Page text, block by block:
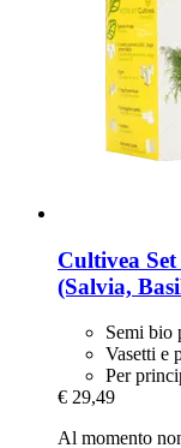
Cultivea
(Salvia,
Semi bio
Vasetti e
Per
€ 29,49
Al momento